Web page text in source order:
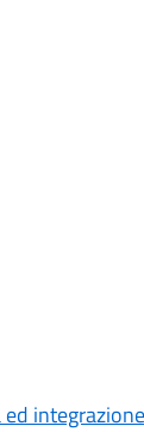
integrazione